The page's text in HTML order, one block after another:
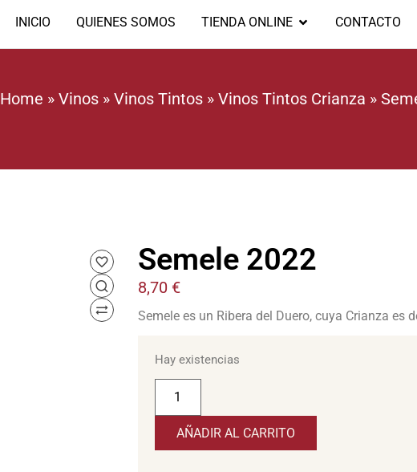
INICIO QUIENES SOMOS TIENDA ONLINE CONTACTO
Home » Vinos » Vinos Tintos » Vinos Tintos Crianza »
Semele 2022
8,70 €
Semele es un Ribera del Duero, cuya Crianza es
Hay existencias
AÑADIR AL CARRITO